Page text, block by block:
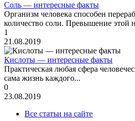
Соль — интересные факты
Организм человека способен
количество соли. Превышение этой
1
21.08.2019
Кислоты — интересные факты
Практическая любая сфера
сама жизнь каждого...
0
23.08.2019
Все статьи на сайте